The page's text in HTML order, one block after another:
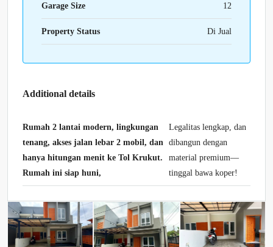
Garage Size 12
Property Status Di Jual
Additional details
Rumah 2 lantai modern, lingkungan
tenang, akses jalan lebar 2 mobil, dan
hanya hitungan menit ke Tol Krukut.
Rumah ini siap huni,
Legalitas lengkap, dan
dibangun dengan
material premium—
tinggal bawa koper!